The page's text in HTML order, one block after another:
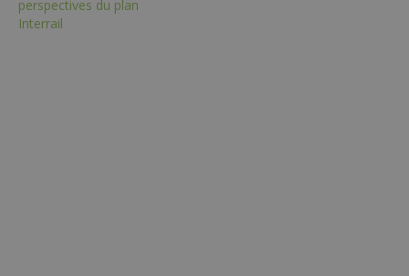
perspectives du plan
Interrail